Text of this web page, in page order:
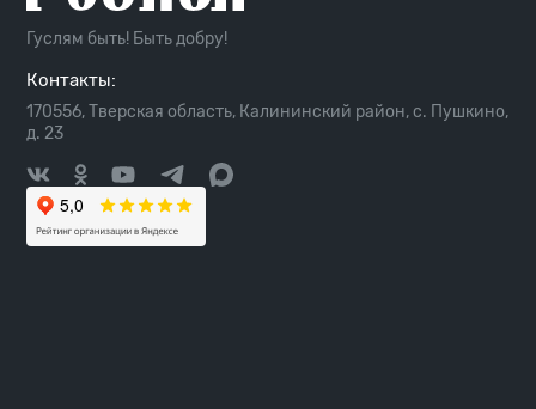
Гуслям быть! Быть добру!
Контакты:
170556, Тверская область, Калининский район, с. Пушкино,
д. 23